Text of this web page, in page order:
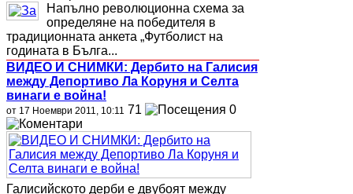
Напълно революционна схема за
определяне на победителя в
традиционната анкета „Футболист на
годината в Бълга...
ВИДЕО И СНИМКИ: Дербито на Галисия
между Депортиво Ла Коруня и Селта
винаги е война!
от 17 Ноември 2011, 10:11 71 0
Галисийското дерби е двубоят между